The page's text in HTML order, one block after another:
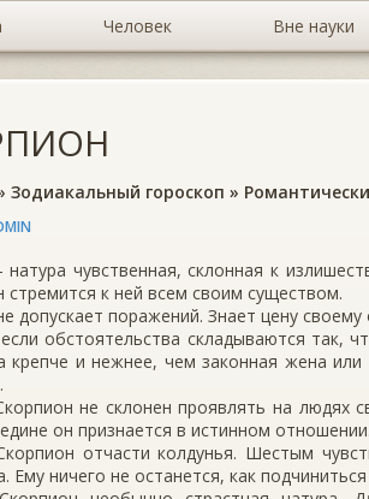
Человек Вне науки
Зодиакальный гороскоп »
натура чувственная, склонная к
стремится к ней всем своим существом.
допускает поражений. Знает цену
обстоятельства складываются так,
крепче и нежнее, чем законная жена
не склонен проявлять на людях
он признается в истинном
отчасти колдунья. Шестым
Ему ничего не останется, как